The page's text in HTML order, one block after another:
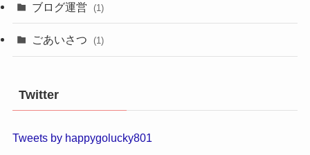
ブログ運営 (1)
ごあいさつ (1)
Twitter
Tweets by happygolucky801